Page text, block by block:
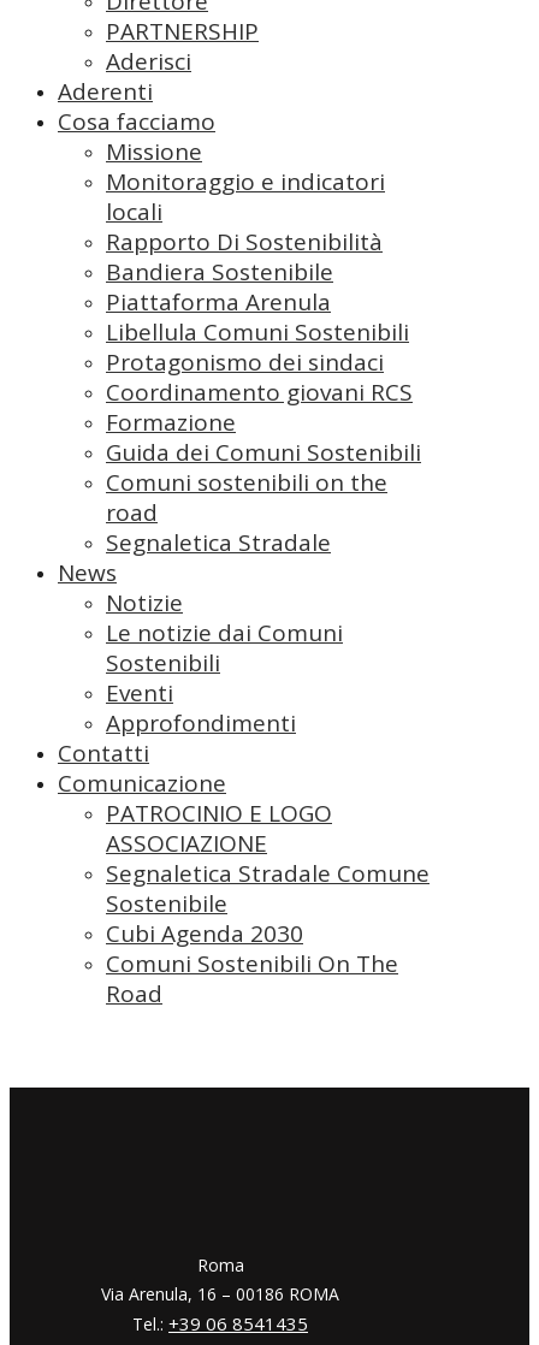
PARTNERSHIP
Aderisci
Aderenti
Cosa facciamo
Missione
Monitoraggio e indicatori
locali
Rapporto Di Sostenibilità
Bandiera Sostenibile
Piattaforma Arenula
Libellula Comuni Sostenibili
Protagonismo dei sindaci
Coordinamento giovani RCS
Formazione
Guida dei Comuni Sostenibili
Comuni sostenibili on the
road
Segnaletica Stradale
News
Notizie
Le notizie dai Comuni
Sostenibili
Eventi
Approfondimenti
Contatti
Comunicazione
PATROCINIO E LOGO
ASSOCIAZIONE
Segnaletica Stradale Comune
Sostenibile
Cubi Agenda 2030
Comuni Sostenibili On The
Road
​​Roma
Via Arenula, 16 – 00186 ROMA
Tel.: +39 06 8541435